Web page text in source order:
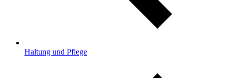
Haltung und Pflege